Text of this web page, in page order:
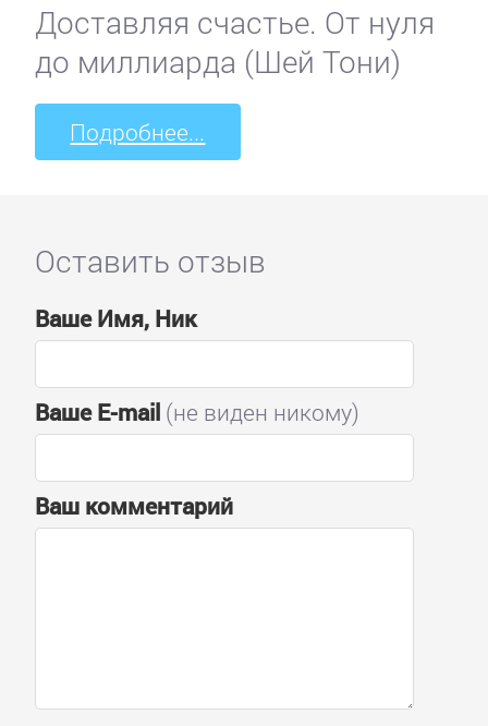
Доставляя счастье. От нуля
до миллиарда (Шей Тони)
Подробнее...
Оставить отзыв
Ваше Имя, Ник
Ваше E-mail(не виден никому)
Ваш комментарий